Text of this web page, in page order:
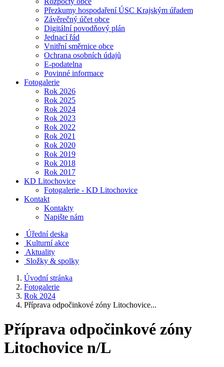
Přezkumy hospodaření ÚSC Krajským úřadem
Závěrečný účet obce
Digitální povodňový plán
Jednací řád
Vnitřní směrnice obce
Ochrana osobních údajů
E-podatelna
Povinné informace
Fotogalerie
Rok 2026
Rok 2025
Rok 2024
Rok 2023
Rok 2022
Rok 2021
Rok 2020
Rok 2019
Rok 2018
Rok 2017
KD Litochovice
Fotogalerie - KD Litochovice
Kontakt
Kontakty
Napište nám
Úřední deska
Kulturní akce
Aktuality
Složky & spolky
Úvodní stránka
Fotogalerie
Rok 2024
Příprava odpočinkové zóny Litochovice...
Příprava odpočinkové zóny
Litochovice n/L